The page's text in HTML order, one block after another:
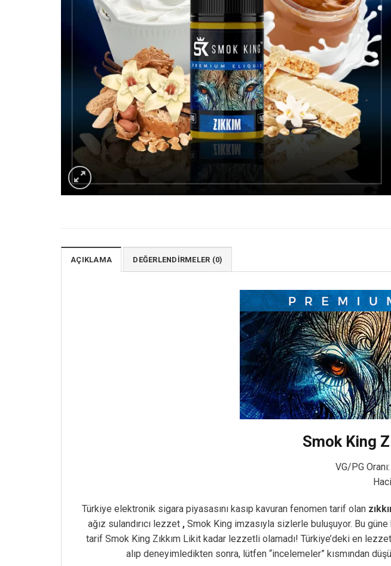
AÇIKLAMA DEĞERLENDIRMELER (0)
Smok King
VG/PG
Türkiye elektronik sigara piyasasını kasıp kavuran fenomen tarif olan
ağız sulandırıcı lezzet , Smok King imzasıyla sizlerle buluşuyor. Bu
tarif Smok King Zıkkım Likit kadar lezzetli olamadı! Türkiye’deki en
alıp deneyimledikten sonra, lütfen “incelemeler” kısmından